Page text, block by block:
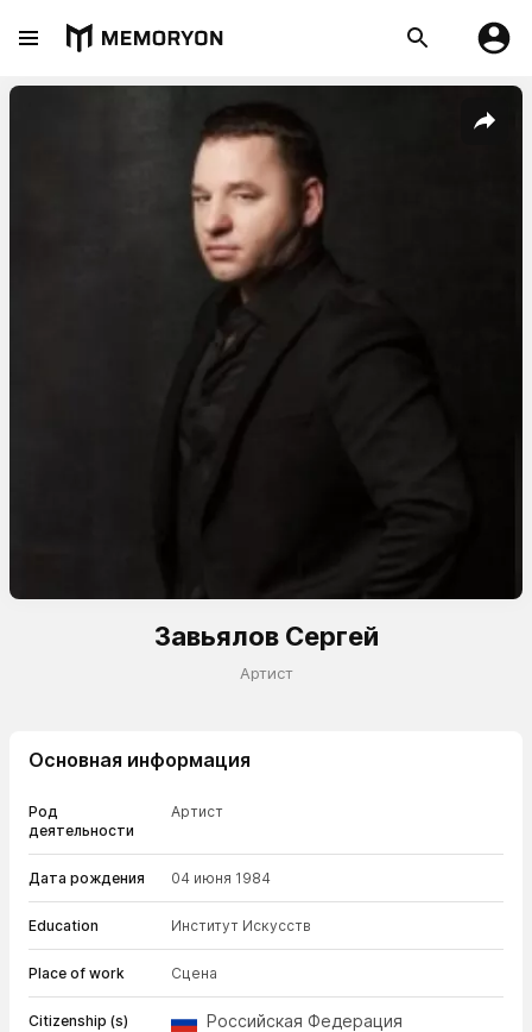
Завьялов Сергей
Артист
Основная информация
Род
деятельности
Артист
Дата рождения 04 июня 1984
Education Институт Искусств
Place of work Сцена
Citizenship (s) Российская Федерация